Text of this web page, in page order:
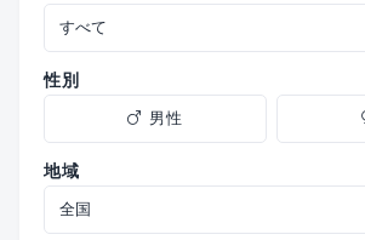
性別
男性
地域